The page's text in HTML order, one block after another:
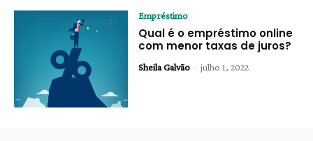
Empréstimo
Qual é o empréstimo online
com menor taxas de juros?
Sheila Galvão - julho 1, 2022